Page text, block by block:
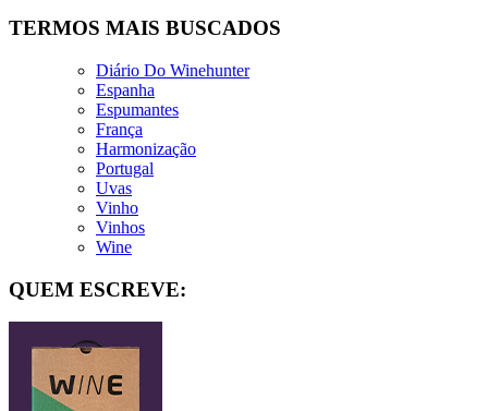
TERMOS MAIS BUSCADOS
Diário Do Winehunter
Espanha
Espumantes
França
Harmonização
Portugal
Uvas
Vinho
Vinhos
Wine
QUEM ESCREVE: